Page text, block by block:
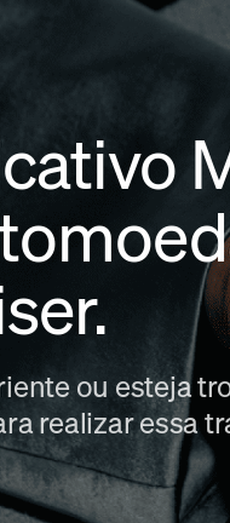
ou esteja
realizar essa